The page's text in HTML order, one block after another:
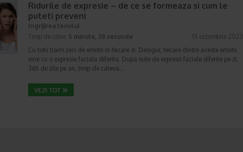
Ridurile de expresie – de ce se formeaza si cum le
puteti preveni
Ingrijirea tenului
Timp de citire: 5 minute, 28 secunde
13 octombrie 2023
Cu totii traim zeci de emotii in fiecare zi. Desigur, fiecare dintre aceste emotii
vine cu o expresie faciala diferita. Dupa sute de expresii faciale diferite pe zi,
365 de zile pe an, timp de cateva…